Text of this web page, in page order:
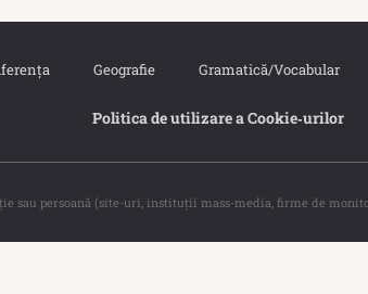
Geografie Gramatică/Vocabular
Politica de utilizare a Cookie‐urilor
sau persoană (site-uri, instituţii mass-media, firme de